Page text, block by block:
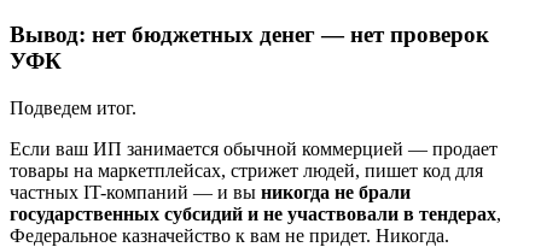
Вывод: нет бюджетных денег — нет проверок
УФК
Подведем итог.
Если ваш ИП занимается обычной коммерцией — продает
товары на маркетплейсах, стрижет людей, пишет код для
частных IT-компаний — и вы никогда не брали
государственных субсидий и не участвовали в тендерах,
Федеральное казначейство к вам не придет. Никогда.